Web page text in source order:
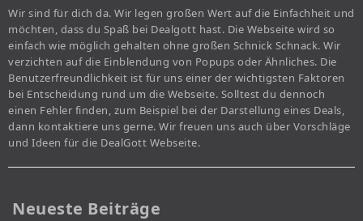
Wir sind für dich da. Wir legen großen Wert auf die Einfachheit und
möchten, dass du Spaß bei Dealgott hast. Die Webseite wird so
einfach wie möglich gehalten ohne großen Schnick Schnack. Wir
verzichten auf die Einblendung von Popups oder Ähnliches. Die
Benutzerfreundlichkeit ist für uns einer der wichtigsten Faktoren
bei Entscheidung rund um die Webseite. Solltest du dennoch
einen Fehler finden, zum Beispiel bei der Darstellung eines Deals,
dann kontaktiere uns gerne. Wir freuen uns auch über Vorschläge
und Ideen für die DealGott Webseite.
Neueste Beiträge